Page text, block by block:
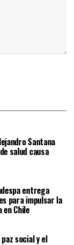
Santana
salud causa
entrega
para impulsar la
en Chile
social y el